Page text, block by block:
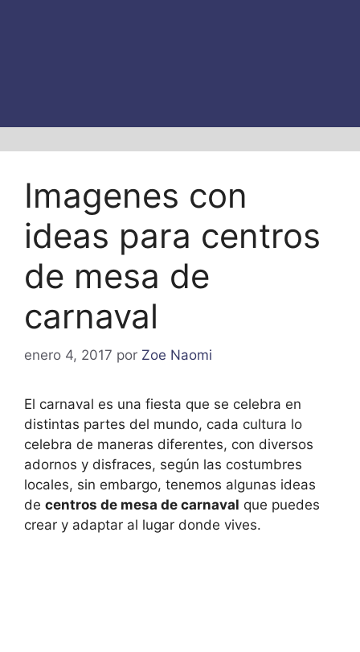
Imagenes con
ideas para centros
de mesa de
carnaval
enero 4, 2017 por Zoe Naomi
El carnaval es una fiesta que se celebra en
distintas partes del mundo, cada cultura lo
celebra de maneras diferentes, con diversos
adornos y disfraces, según las costumbres
locales, sin embargo, tenemos algunas ideas
de centros de mesa de carnaval que puedes
crear y adaptar al lugar donde vives.